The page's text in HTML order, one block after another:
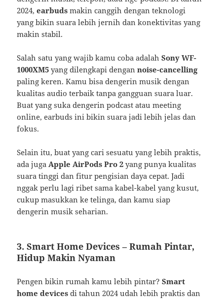
2024,earbuds makin canggih dengan teknologi
yang bikin suara lebih jernih dan konektivitas yang
makin stabil.
Salah satu yang wajib kamu coba adalahSony WF-
1000XM5 yang dilengkapi dengannoise-cancelling
paling keren. Kamu bisa dengerin musik dengan
kualitas audio terbaik tanpa gangguan suara luar.
Buat yang suka dengerin podcast atau meeting
online, earbuds ini bikin suara jadi lebih jelas dan
fokus.
Selain itu, buat yang cari sesuatu yang lebih praktis,
ada juga Apple AirPods Pro 2 yang punya kualitas
suara tinggi dan fitur pengisian daya cepat. Jadi
nggak perlu lagi ribet sama kabel-kabel yang kusut,
cukup masukkan ke telinga, dan kamu siap
dengerin musik seharian.
3.Smart Home Devices – Rumah Pintar,
Hidup Makin Nyaman
Pengen bikin rumah kamu lebih pintar?Smart
home devices di tahun 2024 udah lebih praktis dan